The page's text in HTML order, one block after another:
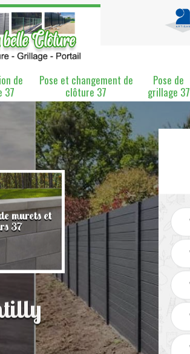
de
37
Pose et changement de
clôture 37
Pose de
grillage 37
murets et
37
Installation de clôture
37